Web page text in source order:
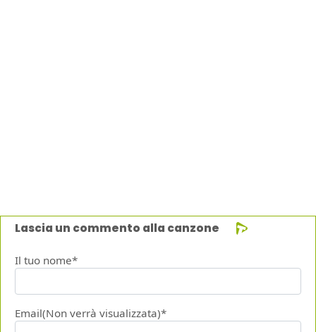
Lascia un commento alla canzone
Il tuo nome*
Email(Non verrà visualizzata)*